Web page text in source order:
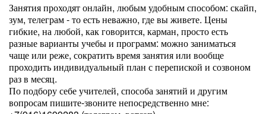
Занятия проходят онлайн, любым удобным способом: скайп,
зум, телеграм - то есть неважно, где вы живете. Цены
гибкие, на любой, как говорится, карман, просто есть
разные варианты учебы и программ: можно заниматься
чаще или реже, сократить время занятия или вообще
проходить индивидуальный план с перепиской и созвоном
раз в месяц.
По подбору себе учителей, способа занятий и другим
вопросам пишите-звоните непосредственно мне: